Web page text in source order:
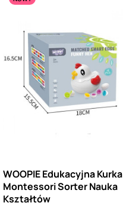
WOOPIE Edukacyjna Kurka
Montessori Sorter Nauka
Kształtów